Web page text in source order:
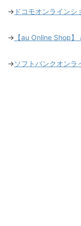
→ ドコモオンラインシ
→ 【au Online Shop
→ソフトバンクオンラ